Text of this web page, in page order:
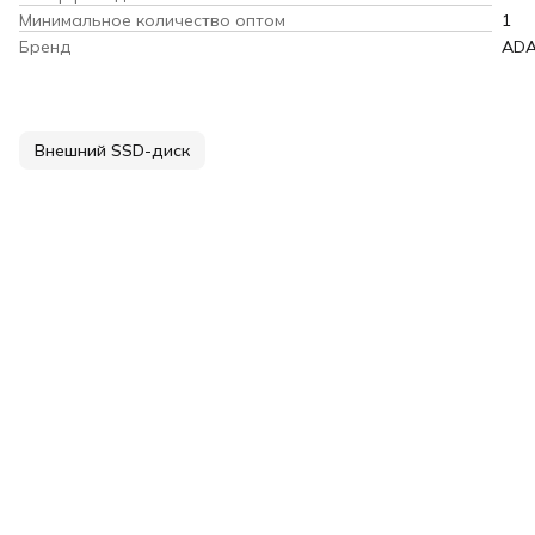
Минимальное количество оптом
1
Бренд
Внешний SSD-диск